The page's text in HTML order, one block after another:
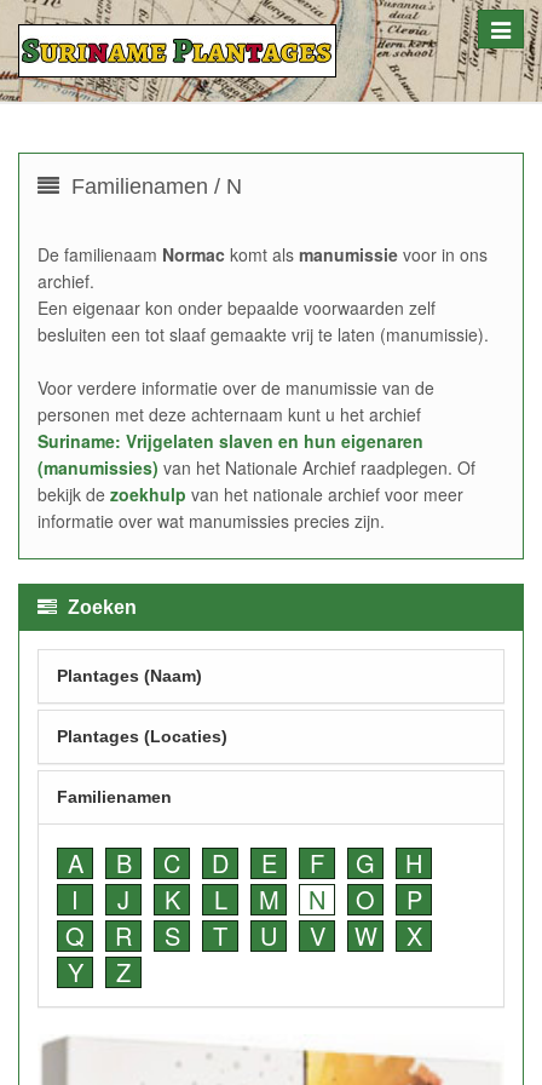
Toggle
Familienamen / N
De familienaam Normac komt als manumissie voor in ons
archief.
Een eigenaar kon onder bepaalde voorwaarden zelf
besluiten een tot slaaf gemaakte vrij te laten (manumissie).
Voor verdere informatie over de manumissie van de
personen met deze achternaam kunt u het archief
Suriname: Vrijgelaten slaven en hun eigenaren
(manumissies) van het Nationale Archief raadplegen. Of
bekijk de zoekhulp van het nationale archief voor meer
informatie over wat manumissies precies zijn.
Zoeken
Plantages (Naam)
Plantages (Locaties)
Familienamen
A B C D E F G
H
I
J K L M N O
P
Q
R S T U V W
X
Y
Z